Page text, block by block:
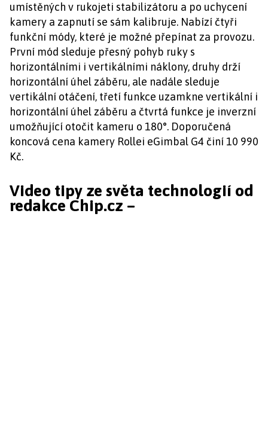
umístěných v rukojeti stabilizátoru a po uchycení
kamery a zapnutí se sám kalibruje. Nabízí čtyři
funkční módy, které je možné přepínat za provozu.
První mód sleduje přesný pohyb ruky s
horizontálními i vertikálními náklony, druhy drží
horizontální úhel záběru, ale nadále sleduje
vertikální otáčení, třetí funkce uzamkne vertikální i
horizontální úhel záběru a čtvrtá funkce je inverzní
umožňující otočit kameru o 180°. Doporučená
koncová cena kamery Rollei eGimbal G4 činí 10 990
Kč.
Video tipy ze světa technologií od
redakce Chip.cz –